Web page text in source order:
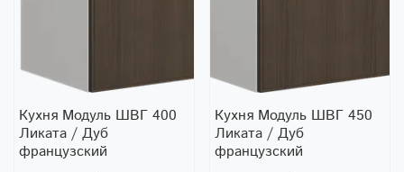
Кухня Модуль ШВГ 400
Ликата / Дуб
французский
Кухня Модуль ШВГ 450
Ликата / Дуб
французский